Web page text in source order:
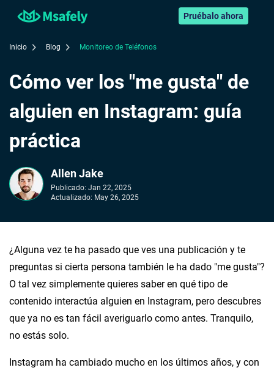
Pruébalo ahora
Inicio Blog Monitoreo de Teléfonos
Cómo ver los "me gusta" de
alguien en Instagram: guía
práctica
Allen Jake
Publicado: Jan 22, 2025
Actualizado: May 26, 2025
¿Alguna vez te ha pasado que ves una publicación y te
preguntas si cierta persona también le ha dado "me gusta"?
O tal vez simplemente quieres saber en qué tipo de
contenido interactúa alguien en Instagram, pero descubres
que ya no es tan fácil averiguarlo como antes. Tranquilo,
no estás solo.
Instagram ha cambiado mucho en los últimos años, y con